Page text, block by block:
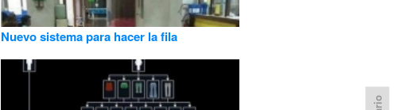
Nuevo sistema para hacer la fila